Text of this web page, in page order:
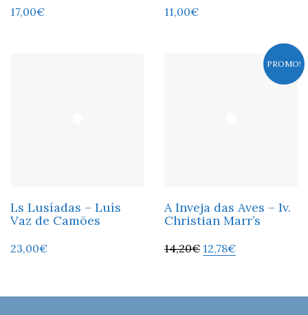
17,00€ 11,00€
Ls Lusíadas – Luís
Vaz de Camões
23,00€
PROMO!
A Inveja das Aves – Iv.
Christian Marr’s
14,20€ 12,78€